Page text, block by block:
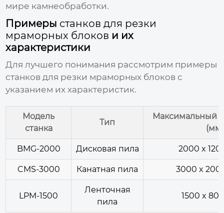
мире камнеобработки.
Примеры станков для резки
мраморных блоков и их
характеристики
Для лучшего понимания рассмотрим примеры
станков для резки мраморных блоков с
указанием их характеристик.
Модель
станка
Тип
Максимальный
(мм)
BMG-2000 Дисковая пила 2000 x
CMS-3000 Канатная пила 3000 x
LPM-1500
Ленточная
пила
1500 x